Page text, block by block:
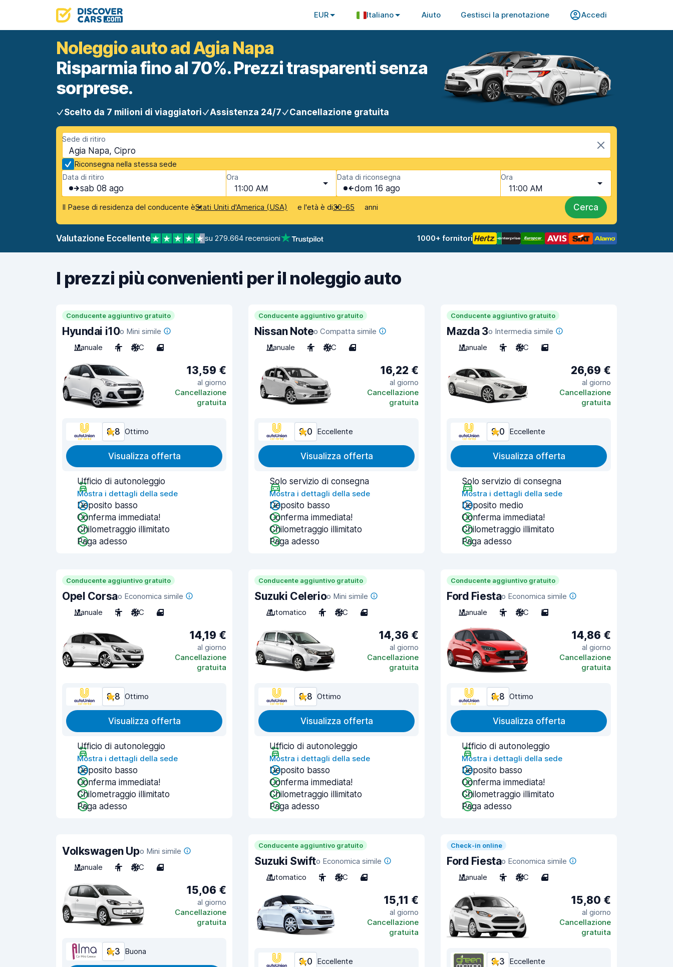
EUR Italiano Aiuto Gestisci la prenotazione Accedi
Noleggio auto ad Agia Napa
Risparmia fino al 70%. Prezzi trasparenti senza
sorprese.
Scelto da 7 milioni di viaggiatori Assistenza 24/7 Cancellazione gratuita
Sede di ritiro
Agia Napa, Cipro
Riconsegna nella stessa sede
Data di ritiro
sab 08 ago
Ora
11:00 AM
Data di riconsegna
dom 16 ago
Ora
11:00 AM
Il Paese di residenza del conducente èStati Uniti d'America (USA) e l'età è di30-65 anni Cerca
Valutazione Eccellente su 279.664 recensioni 1000+ fornitori
I prezzi più convenienti per il noleggio auto
Conducente aggiuntivo gratuito
Hyundai i10o Mini simile
Manuale
4 A/C 4
13,59 €
al giorno
Cancellazione
gratuita
8,8 Ottimo
Visualizza offerta
Ufficio di autonoleggio
Mostra i dettagli della sede
Deposito basso
Conferma immediata!
Chilometraggio illimitato
Paga adesso
Conducente aggiuntivo gratuito
Nissan Noteo Compatta simile
Manuale
4 A/C 4
16,22 €
al giorno
Cancellazione
gratuita
9,0 Eccellente
Visualizza offerta
Solo servizio di consegna
Mostra i dettagli della sede
Deposito basso
Conferma immediata!
Chilometraggio illimitato
Paga adesso
Conducente aggiuntivo gratuito
Mazda 3o Intermedia simile
Manuale
5 A/C 5
26,69 €
al giorno
Cancellazione
gratuita
9,0 Eccellente
Visualizza offerta
Solo servizio di consegna
Mostra i dettagli della sede
Deposito medio
Conferma immediata!
Chilometraggio illimitato
Paga adesso
Conducente aggiuntivo gratuito
Opel Corsao Economica simile
Manuale
5 A/C 4
14,19 €
al giorno
Cancellazione
gratuita
8,8 Ottimo
Visualizza offerta
Ufficio di autonoleggio
Mostra i dettagli della sede
Deposito basso
Conferma immediata!
Chilometraggio illimitato
Paga adesso
Conducente aggiuntivo gratuito
Suzuki Celerioo Mini simile
Automatico
4 A/C 4
14,36 €
al giorno
Cancellazione
gratuita
8,8 Ottimo
Visualizza offerta
Ufficio di autonoleggio
Mostra i dettagli della sede
Deposito basso
Conferma immediata!
Chilometraggio illimitato
Paga adesso
Conducente aggiuntivo gratuito
Ford Fiestao Economica simile
Manuale
5 A/C 5
14,86 €
al giorno
Cancellazione
gratuita
8,8 Ottimo
Visualizza offerta
Ufficio di autonoleggio
Mostra i dettagli della sede
Deposito basso
Conferma immediata!
Chilometraggio illimitato
Paga adesso
Volkswagen Upo Mini simile
Manuale
4 A/C 4
15,06 €
al giorno
Cancellazione
gratuita
8,3 Buona
Conducente aggiuntivo gratuito
Suzuki Swifto Economica simile
Automatico
5 A/C 4
15,11 €
al giorno
Cancellazione
gratuita
9,0 Eccellente
Check-in online
Ford Fiestao Economica simile
Manuale
5 A/C 4
15,80 €
al giorno
Cancellazione
gratuita
9,3 Eccellente